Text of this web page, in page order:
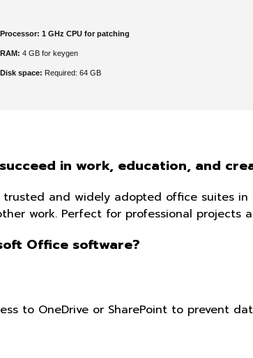
Processor: 1 GHz CPU for patching
RAM: 4 GB for keygen
Disk space: Required: 64 GB
in work, education, and
and widely adopted office suites
work. Perfect for professional
Office software?
to OneDrive or SharePoint to prevent